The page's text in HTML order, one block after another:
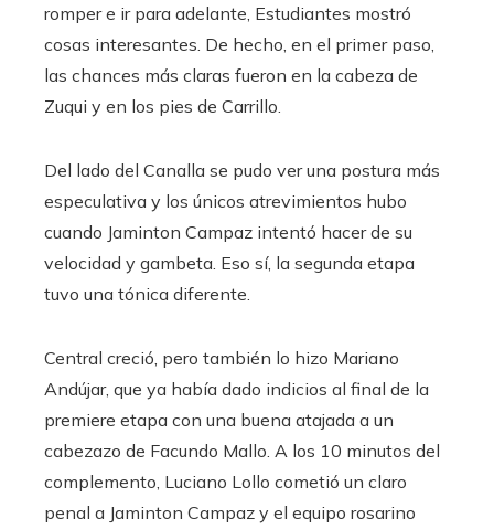
romper e ir para adelante, Estudiantes mostró
cosas interesantes. De hecho, en el primer paso,
las chances más claras fueron en la cabeza de
Zuqui y en los pies de Carrillo.
Del lado del Canalla se pudo ver una postura más
especulativa y los únicos atrevimientos hubo
cuando Jaminton Campaz intentó hacer de su
velocidad y gambeta. Eso sí, la segunda etapa
tuvo una tónica diferente.
Central creció, pero también lo hizo Mariano
Andújar, que ya había dado indicios al final de la
premiere etapa con una buena atajada a un
cabezazo de Facundo Mallo. A los 10 minutos del
complemento, Luciano Lollo cometió un claro
penal a Jaminton Campaz y el equipo rosarino